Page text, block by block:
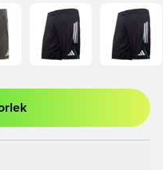
registrera dig som